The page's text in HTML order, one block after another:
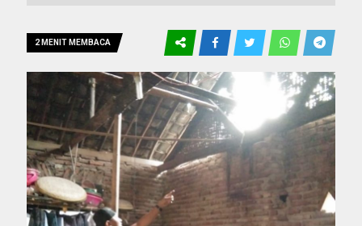
2 MENIT MEMBACA